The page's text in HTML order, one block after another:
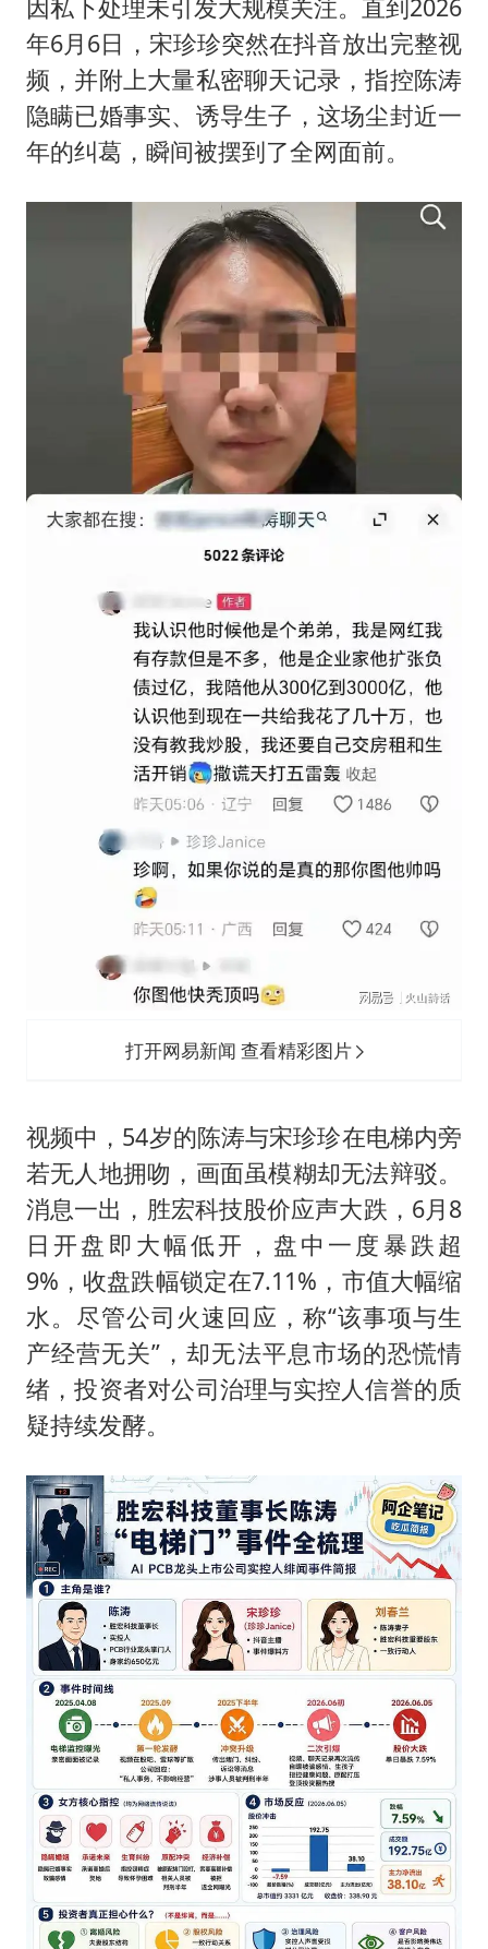
因私下处理未引发大规模关注。直到2026
年6月6日，宋珍珍突然在抖音放出完整视
频，并附上大量私密聊天记录，指控陈涛
隐瞒已婚事实、诱导生子，这场尘封近一
年的纠葛，瞬间被摆到了全网面前。
打开网易新闻 查看精彩图片
视频中，54岁的陈涛与宋珍珍在电梯内旁
若无人地拥吻，画面虽模糊却无法辩驳。
消息一出，胜宏科技股价应声大跌，6月8
日开盘即大幅低开，盘中一度暴跌超
9%，收盘跌幅锁定在7.11%，市值大幅缩
水。尽管公司火速回应，称“该事项与生
产经营无关”，却无法平息市场的恐慌情
绪，投资者对公司治理与实控人信誉的质
疑持续发酵。